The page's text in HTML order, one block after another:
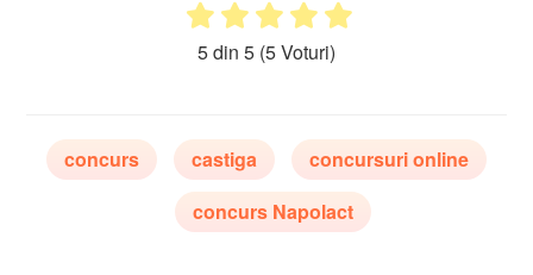
5 din 5(5 Voturi)
concurs castiga
concursuri online
concurs Napolact